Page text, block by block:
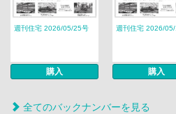
週刊住宅 2026/05/25号
購入
週刊住宅 2026/
購入
全てのバックナンバーを見る